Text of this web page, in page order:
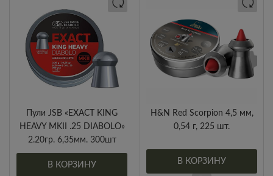
Пули JSB «EXACT KING
HEAVY MKII .25 DIABOLO»
2.20гр. 6,35мм. 300шт
В КОРЗИНУ
H&N Red Scorpion 4,5 мм,
0,54 г, 225 шт.
В КОРЗИНУ